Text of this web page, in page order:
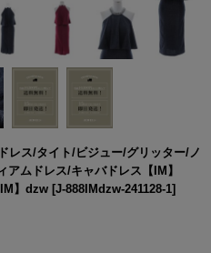
レス/タイト/ビジュー/グリッター/ノ
ムドレス/キャバドレス【IM】
】dzw [J-888IMdzw-241128-1]